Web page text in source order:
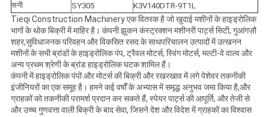
सनी
SY305 K3V140DTR-9T1L
Tieqi Construction Machinery एक वितरक है जो खुदाई मशीनों के हाइड्रोलिक
भागों के थोक बिक्री में माहिर है। कंपनी झूकन कंस्ट्रक्शन मशीनरी पार्ट्स सिटी, गुआंगज़ौ
शहर,सुविधाजनक परिवहन और विकसित रसद के साथपरिचालन उत्पादों में उत्खनन
मशीनों के सभी ब्रांडों के हाइड्रोलिक पंप, ट्रैवल मोटर्स, स्विंग मोटर्स, मल्टी-वे वाल्व और
अन्य प्रथम श्रेणी के ब्रांड हाइड्रोलिक घटक शामिल हैं।
कंपनी में हाइड्रोलिक पंपों और मोटर्स की बिक्री और रखरखाव में लगे पेशेवर तकनीकी
इंजीनियरों का एक समूह है। हमने कई वर्षों के अभ्यास में समृद्ध अनुभव जमा किया है,और
ग्राहकों को तकनीकी परामर्श प्रदान कर सकते हैं, स्पेयर पार्ट्स की आपूर्ति, और तेजी से
और उच्च गुणवत्ता वाली बिक्री के बाद सेवा, जिसने देश और विदेश में ग्राहकों का विश्वास